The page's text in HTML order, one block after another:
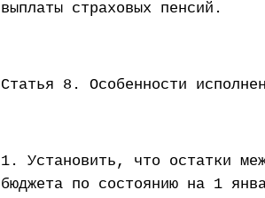
выплаты страховых пенсий.
Статья 8. Особенности
1. Установить, что остатки
бюджета по состоянию на 1